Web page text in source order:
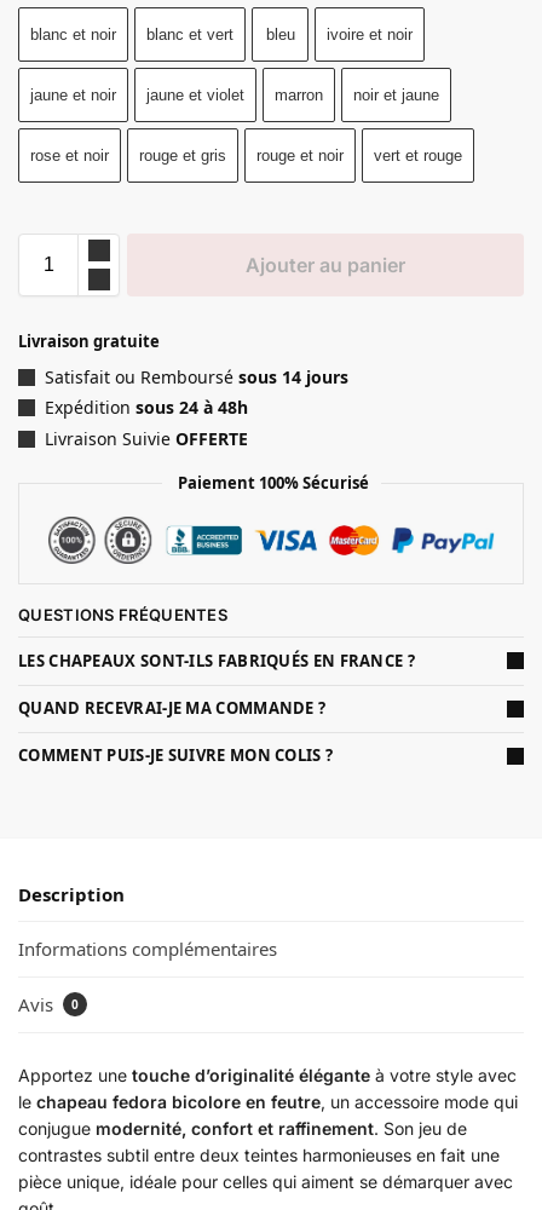
blanc et noir blanc et vert bleu ivoire et noir
jaune et noir jaune et violet marron noir et jaune
rose et noir rouge et gris rouge et noir vert et rouge
Ajouter au panier
Livraison gratuite
Satisfait ou Remboursé sous 14 jours
Expédition sous 24 à 48h
Livraison Suivie OFFERTE
Paiement 100% Sécurisé
QUESTIONS FRÉQUENTES
LES CHAPEAUX SONT-ILS FABRIQUÉS EN FRANCE ?
QUAND RECEVRAI-JE MA COMMANDE ?
COMMENT PUIS-JE SUIVRE MON COLIS ?
Description
Informations complémentaires
Avis 0
Apportez une touche d’originalité élégante à votre style avec
le chapeau fedora bicolore en feutre, un accessoire mode qui
conjugue modernité, confort et raffinement. Son jeu de
contrastes subtil entre deux teintes harmonieuses en fait une
pièce unique, idéale pour celles qui aiment se démarquer avec